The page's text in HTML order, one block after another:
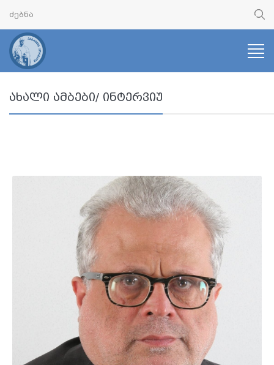
ახალი ამბები/ ინტერვიუ